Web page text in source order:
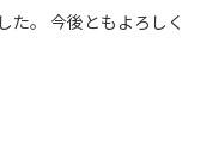
た。 今後ともよろしく